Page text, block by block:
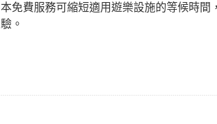
本免費服務可縮短適用遊樂設施的等候時間
驗。